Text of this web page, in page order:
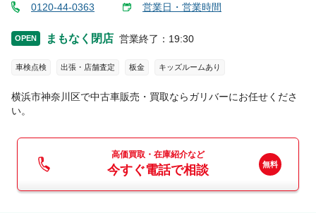
0120-44-0363 営業日・営業時間
OPEN まもなく閉店 営業終了 ： 19:30
車検点検 出張・店舗査定 板金 キッズルームあり
横浜市神奈川区で中古車販売・買取ならガリバーにお任せくださ
い。
高価買取・在庫紹介など
今すぐ電話で相談